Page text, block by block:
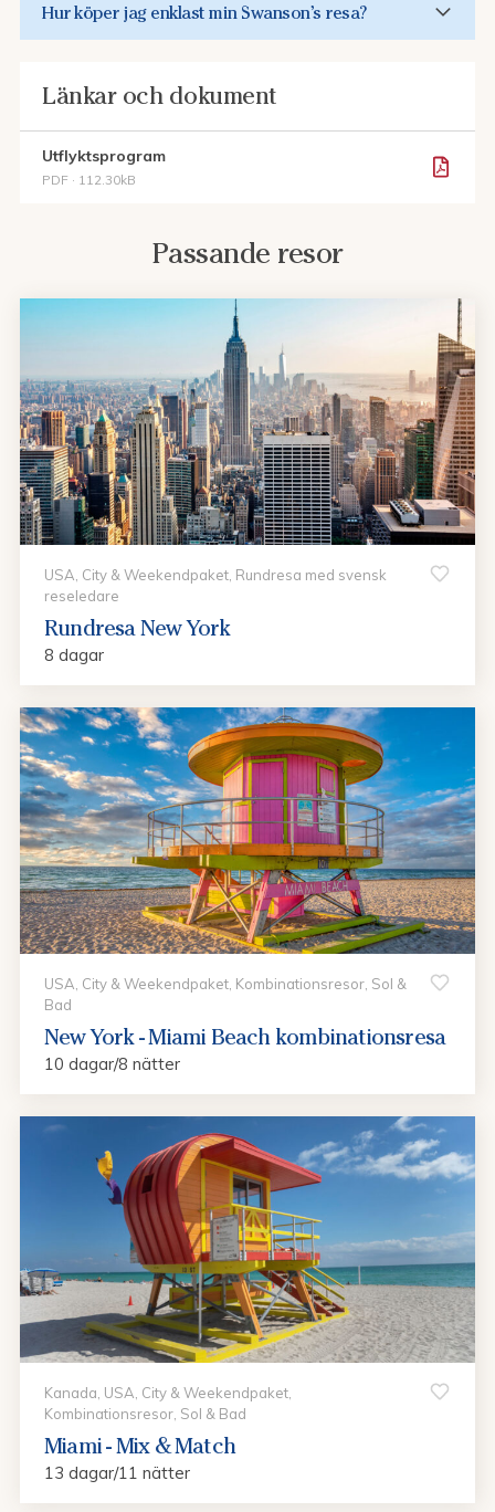
Hur köper jag enklast min Swanson’s resa?
Länkar och dokument
Utflyktsprogram
PDF · 112.30kB
Passande resor
USA, City & Weekendpaket, Rundresa med svensk
reseledare
Rundresa New York
8 dagar
USA, City & Weekendpaket, Kombinationsresor, Sol &
Bad
New York - Miami Beach kombinationsresa
10 dagar/8 nätter
Kanada, USA, City & Weekendpaket,
Kombinationsresor, Sol & Bad
Miami - Mix & Match
13 dagar/11 nätter